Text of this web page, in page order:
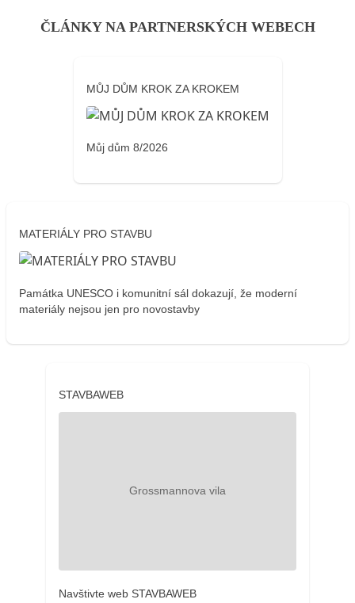
ČLÁNKY NA PARTNERSKÝCH WEBECH
MŮJ DŮM KROK ZA KROKEM
Můj dům 8/2026
MATERIÁLY PRO STAVBU
Památka UNESCO i komunitní sál dokazují, že moderní
materiály nejsou jen pro novostavby
STAVBAWEB
Navštivte web STAVBAWEB